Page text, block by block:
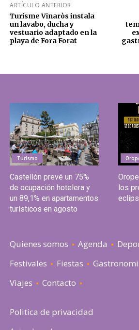
ARTÍCULO ANTERIOR
Turisme Vinaròs instala
un lavabo, ducha y
vestuario adaptado en la
playa de Fora Forat
Turismo
Castellón prevé un 75%
de ocupación hotelera y
un 89,1% en apartamentos
turísticos en agosto
los
Quienes somos Agenda
Festivales
Fiestas
Viajes
Contacto
Politica de privacidad